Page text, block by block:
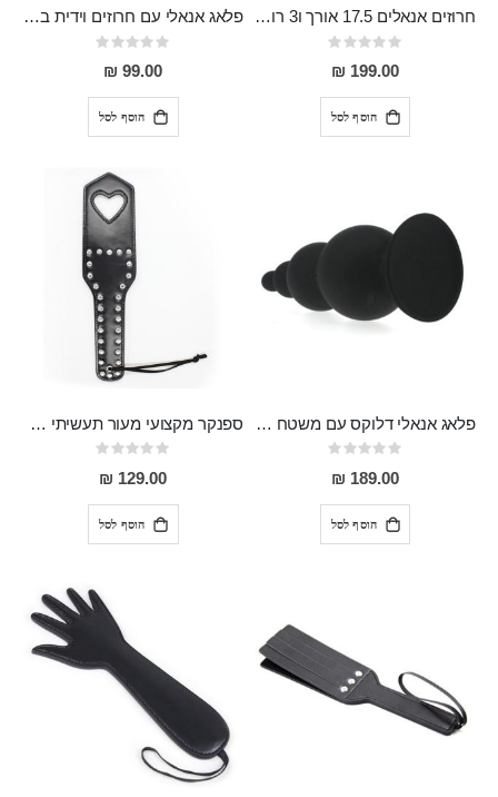
חרוזים אנאלים 17.5 אורך ו3 רוחב, המתחברים למכונת סקס
Rating:
0%
199.00 ₪
הוסף לסל
פלאג אנאלי עם חרוזים וידית בצורת לב מסיליקון רפואי Liam
Rating:
0%
99.00 ₪
הוסף לסל
פלאג אנאלי דלוקס עם משטח ואקום 12 סמ אורך 4.5 סמ רוחב מסיליקון רפואי
Rating:
0%
189.00 ₪
הוסף לסל
ספנקר מקצועי מעור תעשיתי חזק עם ניטים ולב Azai
Rating:
0%
129.00 ₪
הוסף לסל